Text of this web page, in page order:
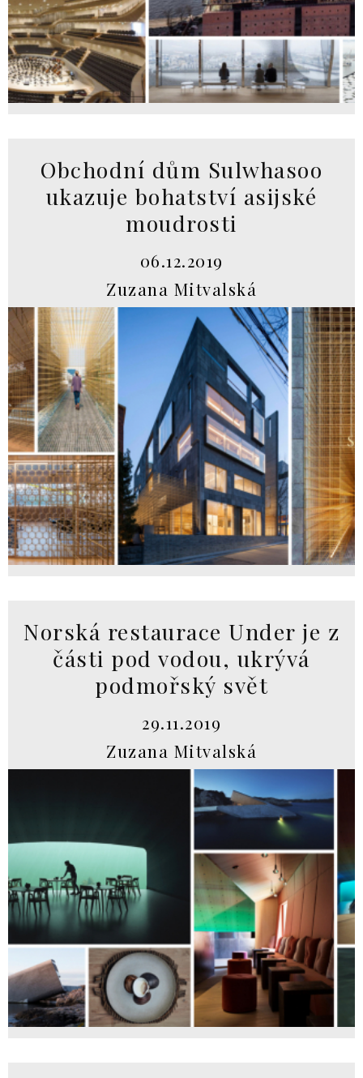
Obchodní dům Sulwhasoo
ukazuje bohatství asijské
moudrosti
06.12.2019
Zuzana Mitvalská
Norská restaurace Under je z
části pod vodou, ukrývá
podmořský svět
29.11.2019
Zuzana Mitvalská